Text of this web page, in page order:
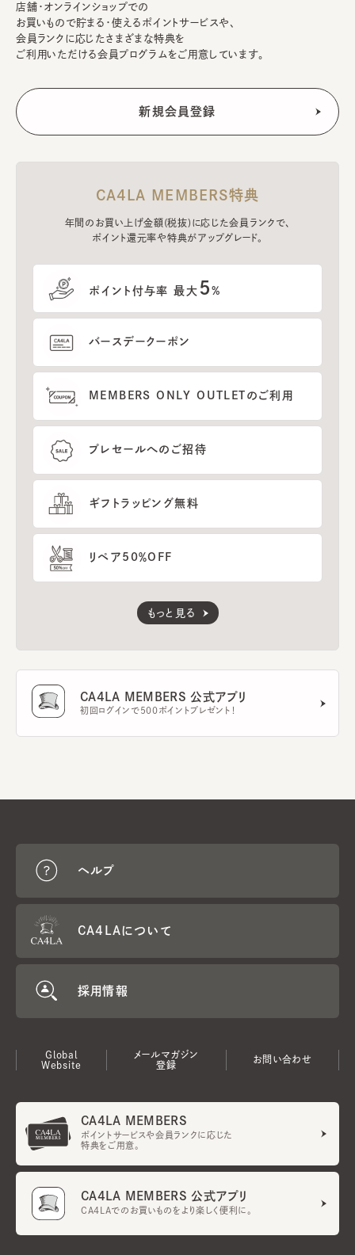
店舗・オンラインショップでの
お買いもので貯まる・使えるポイントサービスや、
会員ランクに応じたさまざまな特典を
ご利用いただける会員プログラムをご用意しています。
CA4LA MEMBERS特典
年間のお買い上げ金額(税抜)に応じた会員ランクで、
ポイント還元率や特典がアップグレード。
ポイント付与率 最大 5%
バースデークーポン
MEMBERS ONLY OUTLETのご利用
プレセールへのご招待
ギフトラッピング無料
リペア50％OFF
もっと見る
CA4LA MEMBERS 公式アプリ
初回ログインで500ポイントプレゼント！
ヘルプ
CA4LAについて
採用情報
Global
Website
メールマガジン
登録
お問い合わせ
CA4LA MEMBERS
ポイントサービスや会員ランクに応じた
特典をご用意。
CA4LA MEMBERS 公式アプリ
CA4LAでのお買いものをより楽しく便利に。